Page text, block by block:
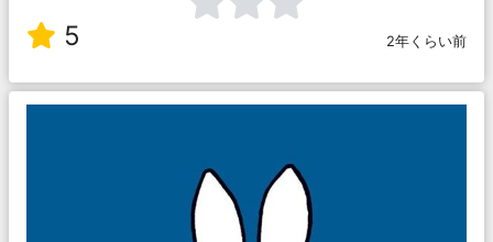
5 2年くらい前